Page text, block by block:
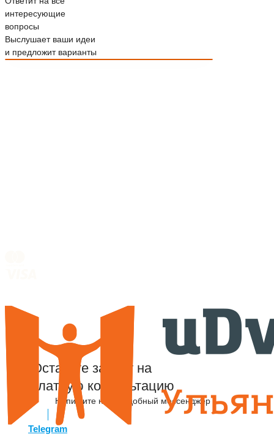
интересующие
вопросы
Выслушает ваши идеи
и предложит варианты
Оставьте заявку на
бесплатную консультацию
Напишите нам в удобный мессенджер
Telegram